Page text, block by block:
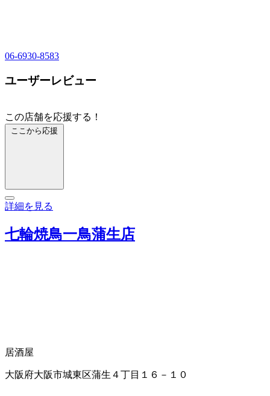
06-6930-8583
ユーザーレビュー
この店舗を応援する！
ここから応援
詳細を見る
七輪焼鳥一鳥蒲生店
居酒屋
大阪府大阪市城東区蒲生４丁目１６－１０